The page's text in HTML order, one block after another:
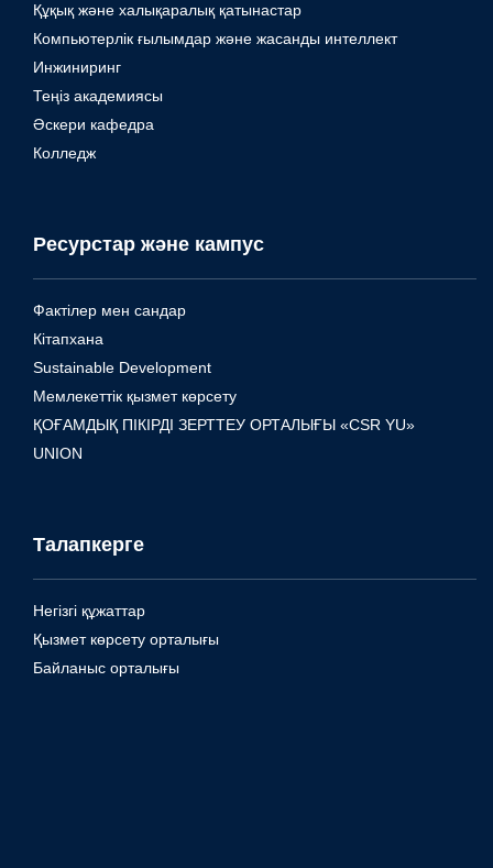
Құқық және халықаралық қатынастар
Компьютерлік ғылымдар және жасанды интеллект
Инжиниринг
Теңіз академиясы
Әскери кафедра
Колледж
Ресурстар және кампус
Фактілер мен сандар
Кітапхана
Sustainable Development
Мемлекеттік қызмет көрсету
ҚОҒАМДЫҚ ПІКІРДІ ЗЕРТТЕУ ОРТАЛЫҒЫ «CSR YU»
UNION
Талапкерге
Негізгі құжаттар
Қызмет көрсету орталығы
Байланыс орталығы